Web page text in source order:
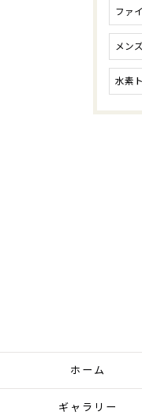
ファ
メンズ
水素
ホーム
ギャラリー